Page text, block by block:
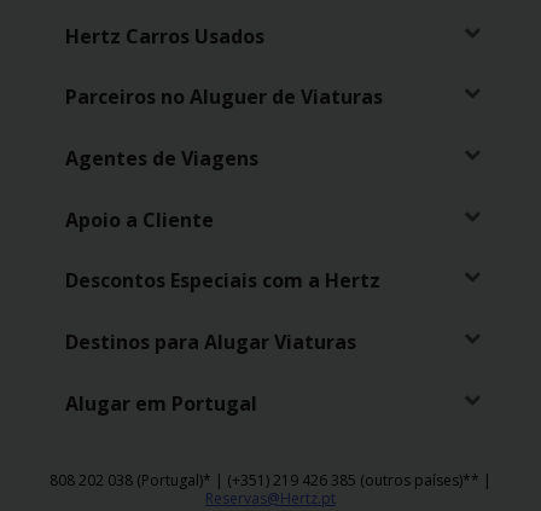
Hertz Carros Usados
Parceiros no Aluguer de Viaturas
Agentes de Viagens
Apoio a Cliente
Descontos Especiais com a Hertz
Destinos para Alugar Viaturas
Alugar em Portugal
808 202 038 (Portugal)* | (+351) 219 426 385 (outros países)** |
Reservas@Hertz.pt